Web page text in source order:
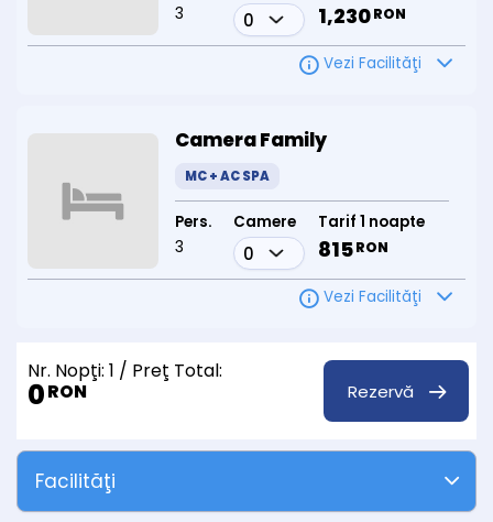
3 1,230RON
Vezi Facilităţi
Camera Family
MC + AC SPA
Pers.
3
Camere Tarif 1 noapte
815RON
Vezi Facilităţi
Nr. Nopţi: 1 / Preţ Total:
0RON Rezervă
Facilităţi